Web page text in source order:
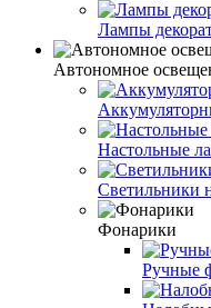
Лампы
Автономное
Настольные
Светильники
Фонарики
Ручные